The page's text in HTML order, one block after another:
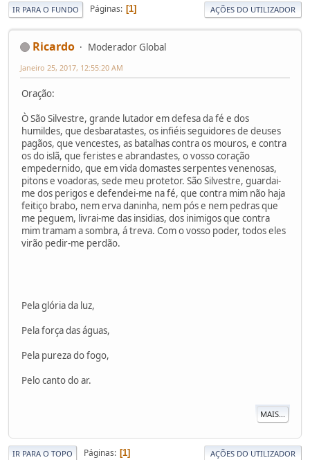
IR PARA O FUNDO Páginas 1 AÇÕES DO UTILIZADOR
Ricardo Moderador Global
Janeiro 25, 2017, 12:55:20 AM
Oração:
Ò São Silvestre, grande lutador em defesa da fé e dos
humildes, que desbaratastes, os infiéis seguidores de deuses
pagãos, que vencestes, as batalhas contra os mouros, e contra
os do islã, que feristes e abrandastes, o vosso coração
empedernido, que em vida domastes serpentes venenosas,
pitons e voadoras, sede meu protetor. São Silvestre, guardai-
me dos perigos e defendei-me na fé, que contra mim não haja
feitiço brabo, nem erva daninha, nem pós e nem pedras que
me peguem, livrai-me das insidias, dos inimigos que contra
mim tramam a sombra, á treva. Com o vosso poder, todos eles
virão pedir-me perdão.
Pela glória da luz,
Pela força das águas,
Pela pureza do fogo,
Pelo canto do ar.
MAIS...
IR PARA O TOPO Páginas 1 AÇÕES DO UTILIZADOR